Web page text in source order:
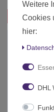
Das passt
Weitere
Cookies
hier:
DHL